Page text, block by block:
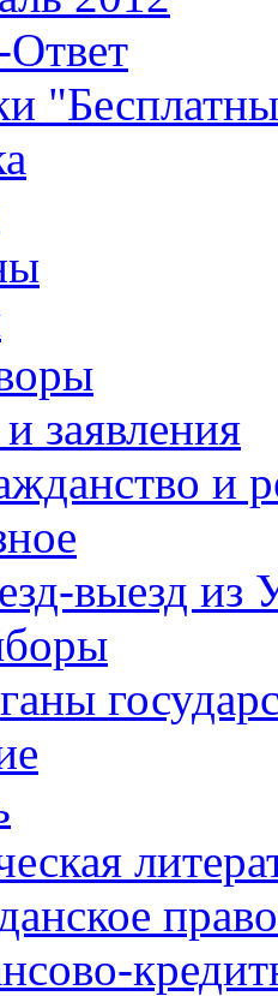
заявления
и
выезд из
право